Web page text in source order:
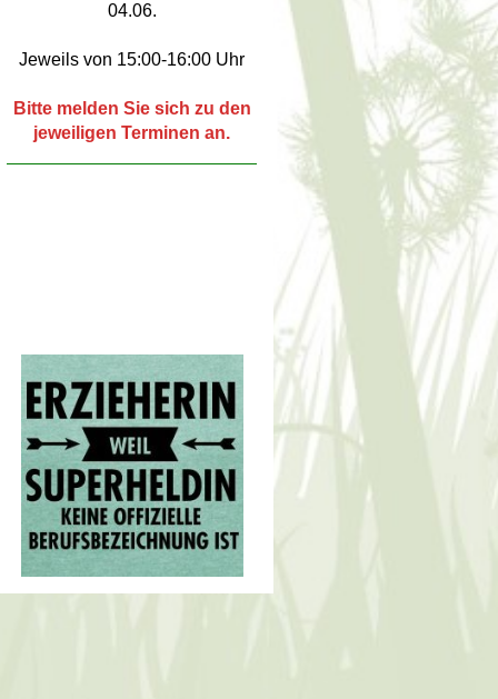
04.06.
Jeweils von 15:00-16:00 Uhr
Bitte melden Sie sich zu den
jeweiligen Terminen an.